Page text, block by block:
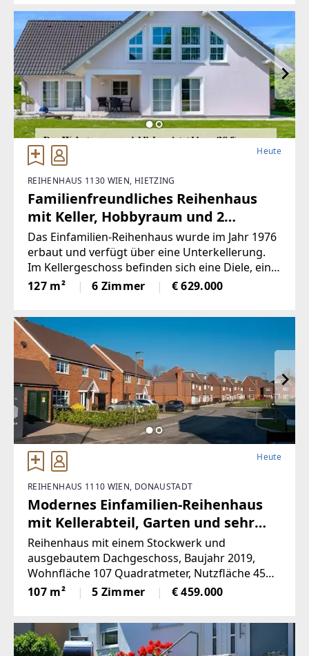
(24,75 Quadratmeter).
Heute
REIHENHAUS 1130 WIEN, HIETZING
Familienfreundliches Reihenhaus
mit Keller, Hobbyraum und 2
Loggien
Das Einfamilien-Reihenhaus wurde im Jahr 1976
erbaut und verfügt über eine Unterkellerung.
Im Kellergeschoss befinden sich eine Diele, ein
WC, ein Hobbyraum und ein Abstellraum mit
insgesamt 31,97 m². Im Erdgeschoss befinden
127 m² 6 Zimmer € 629.000
Heute
REIHENHAUS 1110 WIEN, DONAUSTADT
Modernes Einfamilien-Reihenhaus
mit Kellerabteil, Garten und sehr
gutem Erhaltungszustand
Reihenhaus mit einem Stockwerk und
ausgebautem Dachgeschoss, Baujahr 2019,
Wohnfläche 107 Quadratmeter, Nutzfläche 45
Quadratmeter, inklusive Kellerabteil (Top 7) und
Garten. Die Raumaufteilung umfasst im
Abstellräume;
107 m² 5 Zimmer € 459.000